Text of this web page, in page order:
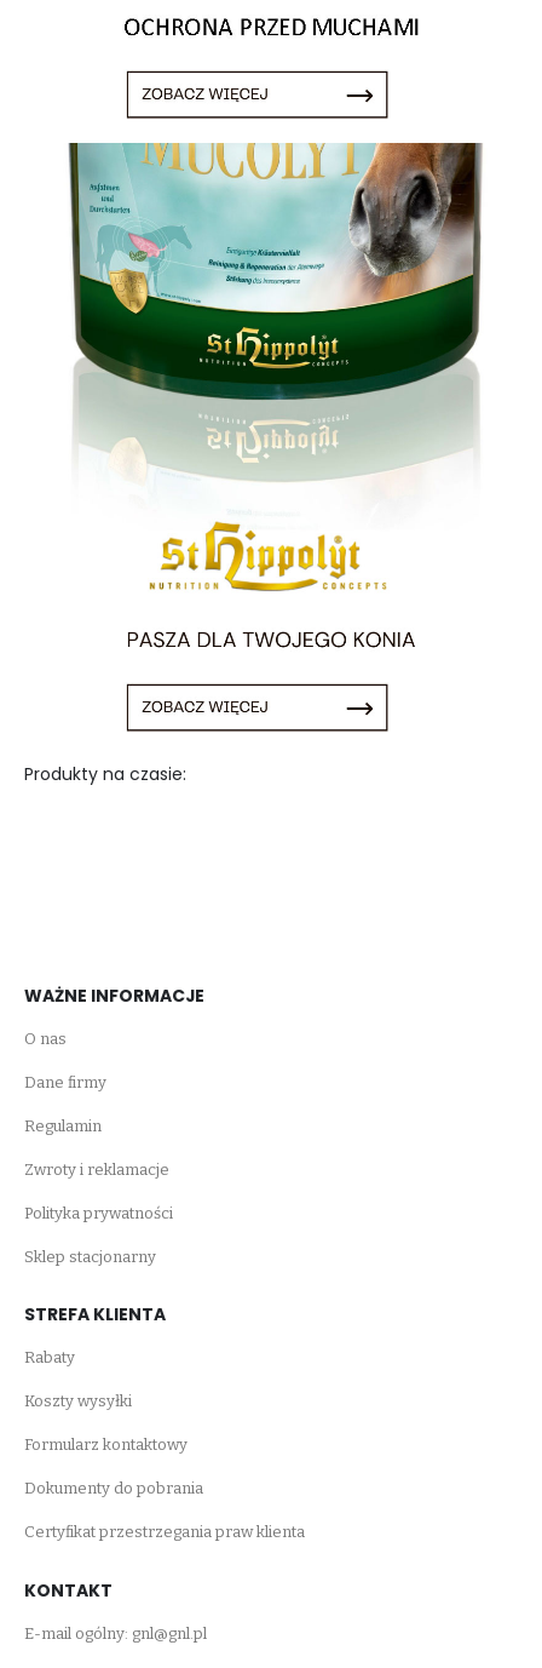
Produkty na czasie:
WAŻNE INFORMACJE
O nas
Dane firmy
Regulamin
Zwroty i reklamacje
Polityka prywatności
Sklep stacjonarny
STREFA KLIENTA
Rabaty
Koszty wysyłki
Formularz kontaktowy
Dokumenty do pobrania
Certyfikat przestrzegania praw klienta
KONTAKT
E-mail ogólny: gnl@gnl.pl